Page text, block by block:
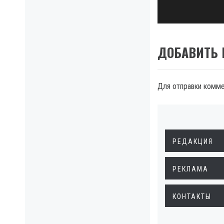
ДОБАВИТЬ
Для отправки
РЕДАКЦИЯ
РЕКЛАМА
КОНТАКТЫ